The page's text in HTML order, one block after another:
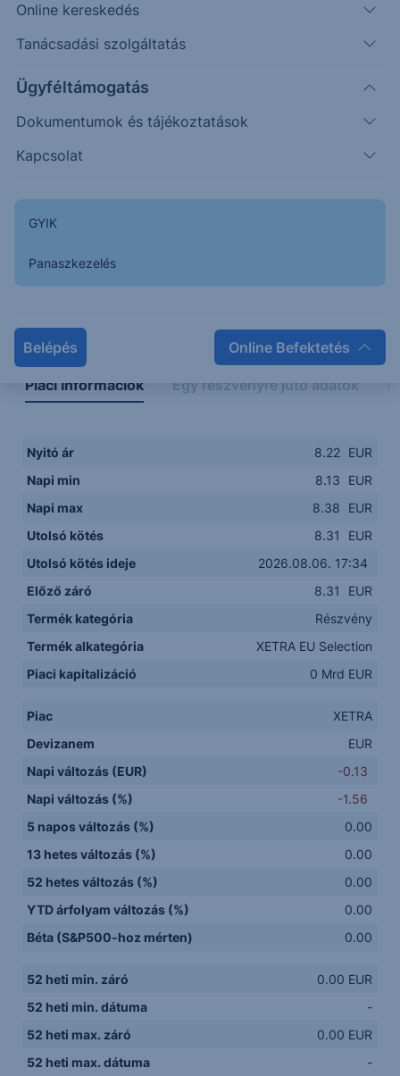
Online kereskedés
Tanácsadási szolgáltatás
Ügyféltámogatás
Dokumentumok és tájékoztatások
Kapcsolat
GYIK
Panaszkezelés
Belépés Online Befektetés
8.1000
8.1500
8.2000
Napon belüli Historikus
Piaci információk Egy részvényre jutó adatok
Nyitó ár 8.22 EUR
Napi min
8.13
EUR
Napi max
8.38
EUR
Utolsó kötés
8.31
EUR
Utolsó kötés ideje
2026.08.06. 17:34
Előző záró
8.31
EUR
Termék kategória
Részvény
Termék alkategória
XETRA EU Selection
Piaci kapitalizáció
0 Mrd EUR
Piac
XETRA
Devizanem
EUR
Napi változás (EUR)
-0.13
Napi változás (%)
-1.56
5 napos változás (%)
0.00
13 hetes változás (%)
0.00
52 hetes változás (%)
0.00
YTD árfolyam változás (%)
0.00
Béta (S&P500-hoz mérten)
0.00
52 heti min. záró
0.00 EUR
52 heti min. dátuma
-
52 heti max. záró
0.00 EUR
52 heti max. dátuma
-